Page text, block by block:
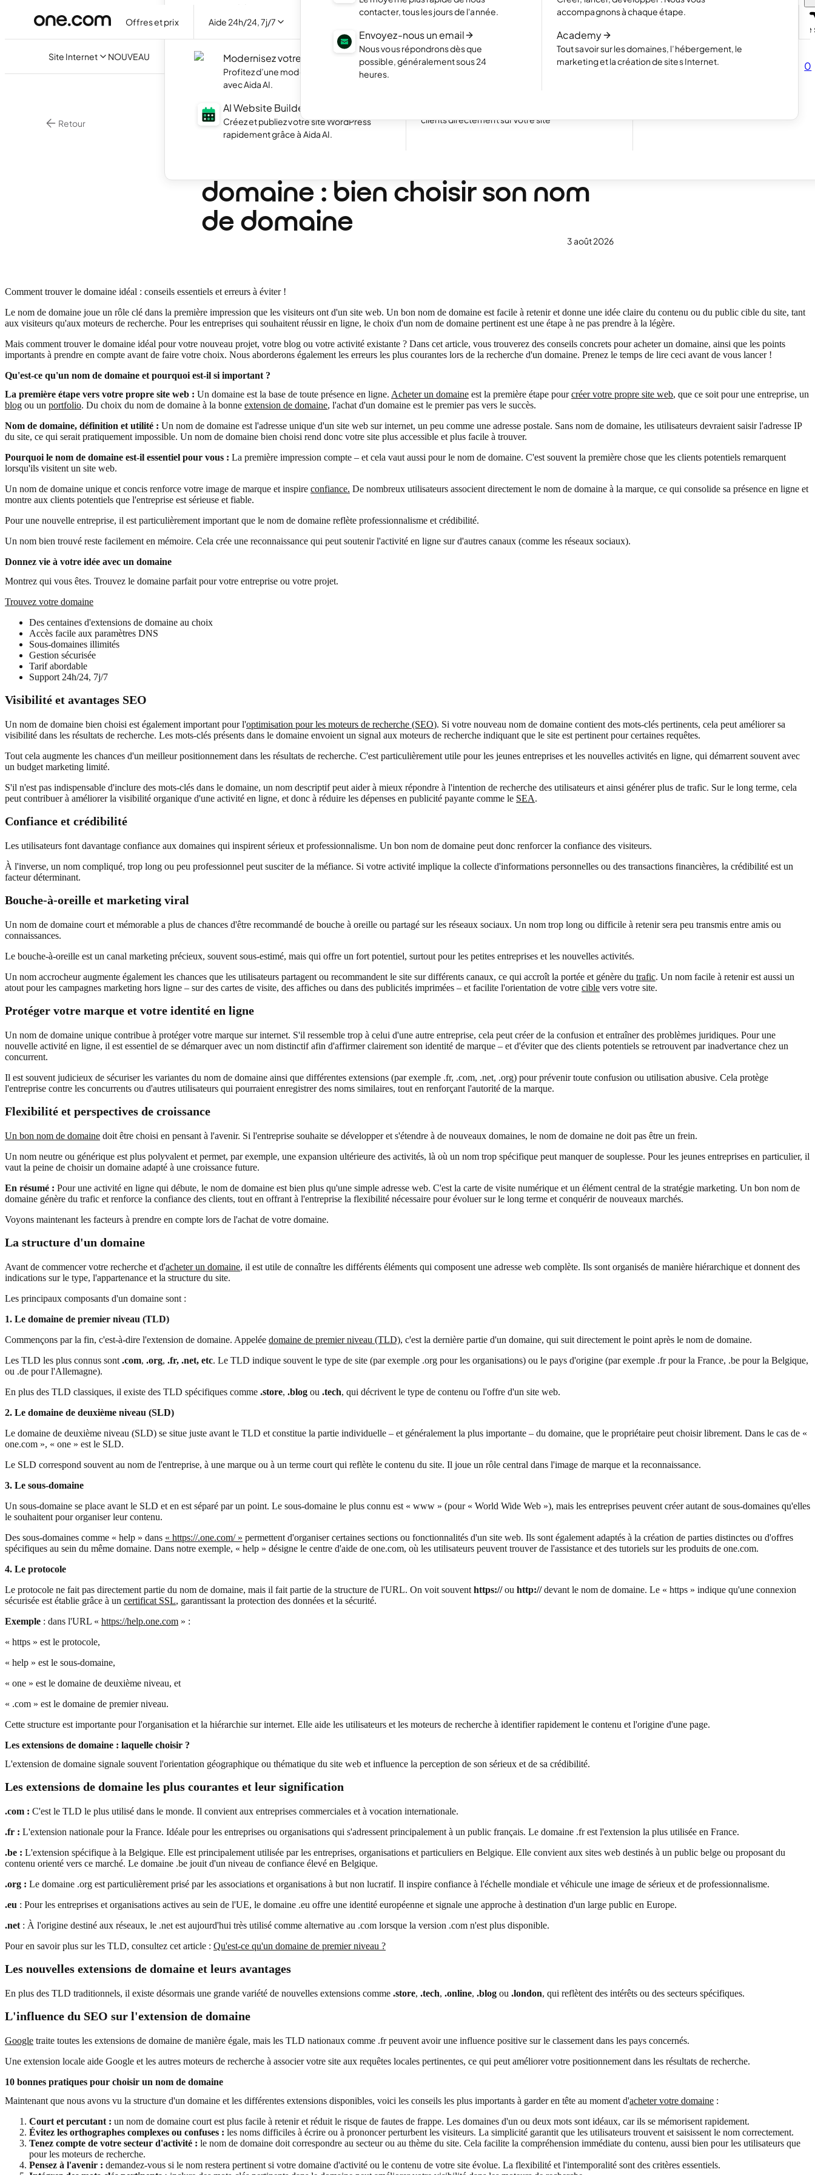
Offres et prix Aide 24h/24, 7j/7
contacter, tous les jours de l'année.
Envoyez-nous un email
Nous vous répondrons dès que
possible, généralement sous 24
heures.
accompagnons à chaque étape.
Academy
Tout savoir sur les domaines, l’hébergement, le
marketing et la création de sites Internet.
0
Site Internet NOUVEAU
Créez votre propre site web en
Modernisez votre site NOUVEAU
Profitez d’une modernisation rapide
avec Aida AI.
AI Website Builder pour WP
Créez et publiez votre site WordPress
rapidement grâce à Aida AI.
Mettez en valeur vos meilleurs projets avec un
portfolio élégant
Boutique en ligne
Lancez votre boutique et commencez à vendre
Site web avec réservations
clients directement sur votre site
Lire l’article
Comment fonctionne la création de
Retour
Domaines •14 min. de lecture
Conseils pour l'achat d'un
domaine : bien choisir son nom
de domaine
3 août 2026
Comment trouver le domaine idéal : conseils essentiels et erreurs à éviter !
Le nom de domaine joue un rôle clé dans la première impression que les visiteurs ont d'un site web. Un bon nom de domaine est facile à retenir et donne une idée claire du contenu ou du public cible du site, tant
aux visiteurs qu'aux moteurs de recherche. Pour les entreprises qui souhaitent réussir en ligne, le choix d'un nom de domaine pertinent est une étape à ne pas prendre à la légère.
Mais comment trouver le domaine idéal pour votre nouveau projet, votre blog ou votre activité existante ? Dans cet article, vous trouverez des conseils concrets pour acheter un domaine, ainsi que les points
importants à prendre en compte avant de faire votre choix. Nous aborderons également les erreurs les plus courantes lors de la recherche d'un domaine. Prenez le temps de lire ceci avant de vous lancer !
Qu'est-ce qu'un nom de domaine et pourquoi est-il si important ?
La première étape vers votre propre site web : Un domaine est la base de toute présence en ligne. Acheter un domaine est la première étape pourcréer votre propre site web, que ce soit pour une entreprise, un
blog ou un portfolio. Du choix du nom de domaine à la bonne extension de domaine, l'achat d'un domaine est le premier pas vers le succès.
Nom de domaine, définition et utilité : Un nom de domaine est l'adresse unique d'un site web sur internet, un peu comme une adresse postale. Sans nom de domaine, les utilisateurs devraient saisir l'adresse IP
du site, ce qui serait pratiquement impossible. Un nom de domaine bien choisi rend donc votre site plus accessible et plus facile à trouver.
Pourquoi le nom de domaine est-il essentiel pour vous : La première impression compte – et cela vaut aussi pour le nom de domaine. C'est souvent la première chose que les clients potentiels remarquent
lorsqu'ils visitent un site web.
Un nom de domaine unique et concis renforce votre image de marque et inspire confiance. De nombreux utilisateurs associent directement le nom de domaine à la marque, ce qui consolide sa présence en ligne et
montre aux clients potentiels que l'entreprise est sérieuse et fiable.
Pour une nouvelle entreprise, il est particulièrement important que le nom de domaine reflète professionnalisme et crédibilité.
Un nom bien trouvé reste facilement en mémoire. Cela crée une reconnaissance qui peut soutenir l'activité en ligne sur d'autres canaux (comme les réseaux sociaux).
Donnez vie à votre idée avec un domaine
Montrez qui vous êtes. Trouvez le domaine parfait pour votre entreprise ou votre projet.
Trouvez votre domaine
Des centaines d'extensions de domaine au choix
Accès facile aux paramètres DNS
Sous-domaines illimités
Gestion sécurisée
Tarif abordable
Support 24h/24, 7j/7
Visibilité et avantages SEO
Un nom de domaine bien choisi est également important pour l'optimisation pour les moteurs de recherche (SEO). Si votre nouveau nom de domaine contient des mots-clés pertinents, cela peut améliorer sa
visibilité dans les résultats de recherche. Les mots-clés présents dans le domaine envoient un signal aux moteurs de recherche indiquant que le site est pertinent pour certaines requêtes.
Tout cela augmente les chances d'un meilleur positionnement dans les résultats de recherche. C'est particulièrement utile pour les jeunes entreprises et les nouvelles activités en ligne, qui démarrent souvent avec
un budget marketing limité.
S'il n'est pas indispensable d'inclure des mots-clés dans le domaine, un nom descriptif peut aider à mieux répondre à l'intention de recherche des utilisateurs et ainsi générer plus de trafic. Sur le long terme, cela
peut contribuer à améliorer la visibilité organique d'une activité en ligne, et donc à réduire les dépenses en publicité payante comme le SEA.
Confiance et crédibilité
Les utilisateurs font davantage confiance aux domaines qui inspirent sérieux et professionnalisme. Un bon nom de domaine peut donc renforcer la confiance des visiteurs.
À l'inverse, un nom compliqué, trop long ou peu professionnel peut susciter de la méfiance. Si votre activité implique la collecte d'informations personnelles ou des transactions financières, la crédibilité est un
facteur déterminant.
Bouche-à-oreille et marketing viral
Un nom de domaine court et mémorable a plus de chances d'être recommandé de bouche à oreille ou partagé sur les réseaux sociaux. Un nom trop long ou difficile à retenir sera peu transmis entre amis ou
connaissances.
Le bouche-à-oreille est un canal marketing précieux, souvent sous-estimé, mais qui offre un fort potentiel, surtout pour les petites entreprises et les nouvelles activités.
Un nom accrocheur augmente également les chances que les utilisateurs partagent ou recommandent le site sur différents canaux, ce qui accroît la portée et génère du trafic. Un nom facile à retenir est aussi un
atout pour les campagnes marketing hors ligne – sur des cartes de visite, des affiches ou dans des publicités imprimées – et facilite l'orientation de votre cible vers votre site.
Protéger votre marque et votre identité en ligne
Un nom de domaine unique contribue à protéger votre marque sur internet. S'il ressemble trop à celui d'une autre entreprise, cela peut créer de la confusion et entraîner des problèmes juridiques. Pour une
nouvelle activité en ligne, il est essentiel de se démarquer avec un nom distinctif afin d'affirmer clairement son identité de marque – et d'éviter que des clients potentiels se retrouvent par inadvertance chez un
concurrent.
Il est souvent judicieux de sécuriser les variantes du nom de domaine ainsi que différentes extensions (par exemple .fr, .com, .net, .org) pour prévenir toute confusion ou utilisation abusive. Cela protège
l'entreprise contre les concurrents ou d'autres utilisateurs qui pourraient enregistrer des noms similaires, tout en renforçant l'autorité de la marque.
Flexibilité et perspectives de croissance
Un bon nom de domaine doit être choisi en pensant à l'avenir. Si l'entreprise souhaite se développer et s'étendre à de nouveaux domaines, le nom de domaine ne doit pas être un frein.
Un nom neutre ou générique est plus polyvalent et permet, par exemple, une expansion ultérieure des activités, là où un nom trop spécifique peut manquer de souplesse. Pour les jeunes entreprises en particulier, il
vaut la peine de choisir un domaine adapté à une croissance future.
En résumé : Pour une activité en ligne qui débute, le nom de domaine est bien plus qu'une simple adresse web. C'est la carte de visite numérique et un élément central de la stratégie marketing. Un bon nom de
domaine génère du trafic et renforce la confiance des clients, tout en offrant à l'entreprise la flexibilité nécessaire pour évoluer sur le long terme et conquérir de nouveaux marchés.
Voyons maintenant les facteurs à prendre en compte lors de l'achat de votre domaine.
La structure d'un domaine
Avant de commencer votre recherche et d'acheter un domaine, il est utile de connaître les différents éléments qui composent une adresse web complète. Ils sont organisés de manière hiérarchique et donnent des
indications sur le type, l'appartenance et la structure du site.
Les principaux composants d'un domaine sont :
1. Le domaine de premier niveau (TLD)
Commençons par la fin, c'est-à-dire l'extension de domaine. Appelée domaine de premier niveau (TLD), c'est la dernière partie d'un domaine, qui suit directement le point après le nom de domaine.
Les TLD les plus connus sont .com, .org, .fr, .net, etc. Le TLD indique souvent le type de site (par exemple .org pour les organisations) ou le pays d'origine (par exemple .fr pour la France, .be pour la Belgique,
ou .de pour l'Allemagne).
En plus des TLD classiques, il existe des TLD spécifiques comme .store, .blog ou .tech, qui décrivent le type de contenu ou l'offre d'un site web.
2. Le domaine de deuxième niveau (SLD)
Le domaine de deuxième niveau (SLD) se situe juste avant le TLD et constitue la partie individuelle – et généralement la plus importante – du domaine, que le propriétaire peut choisir librement. Dans le cas de «
one.com », « one » est le SLD.
Le SLD correspond souvent au nom de l'entreprise, à une marque ou à un terme court qui reflète le contenu du site. Il joue un rôle central dans l'image de marque et la reconnaissance.
3. Le sous-domaine
Un sous-domaine se place avant le SLD et en est séparé par un point. Le sous-domaine le plus connu est « www » (pour « World Wide Web »), mais les entreprises peuvent créer autant de sous-domaines qu'elles
le souhaitent pour organiser leur contenu.
Des sous-domaines comme « help » dans « https://.one.com/ » permettent d'organiser certaines sections ou fonctionnalités d'un site web. Ils sont également adaptés à la création de parties distinctes ou d'offres
spécifiques au sein du même domaine. Dans notre exemple, « help » désigne le centre d'aide de one.com, où les utilisateurs peuvent trouver de l'assistance et des tutoriels sur les produits de one.com.
4. Le protocole
Le protocole ne fait pas directement partie du nom de domaine, mais il fait partie de la structure de l'URL. On voit souvent https://ou http://devant le nom de domaine. Le « https » indique qu'une connexion
sécurisée est établie grâce à un certificat SSL, garantissant la protection des données et la sécurité.
Exemple : dans l'URL « https://help.one.com » :
« https » est le protocole,
« help » est le sous-domaine,
« one » est le domaine de deuxième niveau, et
« .com » est le domaine de premier niveau.
Cette structure est importante pour l'organisation et la hiérarchie sur internet. Elle aide les utilisateurs et les moteurs de recherche à identifier rapidement le contenu et l'origine d'une page.
Les extensions de domaine : laquelle choisir ?
L'extension de domaine signale souvent l'orientation géographique ou thématique du site web et influence la perception de son sérieux et de sa crédibilité.
Les extensions de domaine les plus courantes et leur signification
.com : C'est le TLD le plus utilisé dans le monde. Il convient aux entreprises commerciales et à vocation internationale.
.fr : L'extension nationale pour la France. Idéale pour les entreprises ou organisations qui s'adressent principalement à un public français. Le domaine .fr est l'extension la plus utilisée en France.
.be : L'extension spécifique à la Belgique. Elle est principalement utilisée par les entreprises, organisations et particuliers en Belgique. Elle convient aux sites web destinés à un public belge ou proposant du
contenu orienté vers ce marché. Le domaine .be jouit d'un niveau de confiance élevé en Belgique.
.org : Le domaine .org est particulièrement prisé par les associations et organisations à but non lucratif. Il inspire confiance à l'échelle mondiale et véhicule une image de sérieux et de professionnalisme.
.eu : Pour les entreprises et organisations actives au sein de l'UE, le domaine .eu offre une identité européenne et signale une approche à destination d'un large public en Europe.
.net : À l'origine destiné aux réseaux, le .net est aujourd'hui très utilisé comme alternative au .com lorsque la version .com n'est plus disponible.
Pour en savoir plus sur les TLD, consultez cet article : Qu'est-ce qu'un domaine de premier niveau ?
Les nouvelles extensions de domaine et leurs avantages
En plus des TLD traditionnels, il existe désormais une grande variété de nouvelles extensions comme .store, .tech, .online, .blog ou .london, qui reflètent des intérêts ou des secteurs spécifiques.
L'influence du SEO sur l'extension de domaine
Google traite toutes les extensions de domaine de manière égale, mais les TLD nationaux comme .fr peuvent avoir une influence positive sur le classement dans les pays concernés.
Une extension locale aide Google et les autres moteurs de recherche à associer votre site aux requêtes locales pertinentes, ce qui peut améliorer votre positionnement dans les résultats de recherche.
10 bonnes pratiques pour choisir un nom de domaine
Maintenant que nous avons vu la structure d'un domaine et les différentes extensions disponibles, voici les conseils les plus importants à garder en tête au moment d'acheter votre domaine :
Court et percutant : un nom de domaine court est plus facile à retenir et réduit le risque de fautes de frappe. Les domaines d'un ou deux mots sont idéaux, car ils se mémorisent rapidement.
Évitez les orthographes complexes ou confuses : les noms difficiles à écrire ou à prononcer perturbent les visiteurs. La simplicité garantit que les utilisateurs trouvent et saisissent le nom correctement.
Tenez compte de votre secteur d'activité : le nom de domaine doit correspondre au secteur ou au thème du site. Cela facilite la compréhension immédiate du contenu, aussi bien pour les utilisateurs que
pour les moteurs de recherche.
Pensez à l'avenir : demandez-vous si le nom restera pertinent si votre domaine d'activité ou le contenu de votre site évolue. La flexibilité et l'intemporalité sont des critères essentiels.